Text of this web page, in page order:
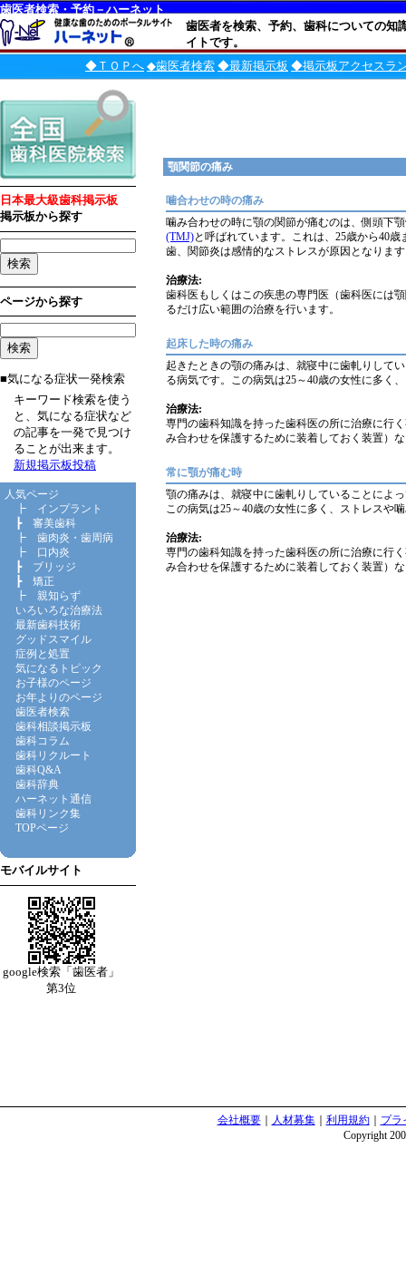
歯医者検索・予約－ハーネット
歯医者を検索、予約、歯科についての知
イトです。
◆ＴＯＰへ ◆歯医者検索 ◆最新掲示板 ◆掲示板アクセスラ
日本最大級歯科掲示板
掲示板から探す
ページから探す
■気になる症状一発検索
キーワード検索を使う
と、気になる症状など
の記事を一発で見つけ
ることが出来ます。
新規掲示板投稿
人気ページ
┣ インプラント
┣ 審美歯科
┣ 歯肉炎・歯周病
┣ 口内炎
┣ ブリッジ
┣ 矯正
┣ 親知らず
いろいろな治療法
最新歯科技術
グッドスマイル
症例と処置
気になるトピック
お子様のページ
お年よりのページ
歯医者検索
歯科相談掲示板
歯科コラム
歯科リクルート
歯科Q&A
歯科辞典
ハーネット通信
歯科リンク集
TOPページ
モバイルサイト
google検索「歯医者」
第3位
顎関節の痛み
噛合わせの時の痛み
噛み合わせの時に顎の関節が痛むのは、側頭下
(TMJ)と呼ばれています。これは、25歳から40
歯、関節炎は感情的なストレスが原因となりま
治療法:
歯科医もしくはこの疾患の専門医（歯科医には
るだけ広い範囲の治療を行います。
起床した時の痛み
起きたときの顎の痛みは、就寝中に歯軋りして
る病気です。この病気は25～40歳の女性に多く
治療法:
専門の歯科知識を持った歯科医の所に治療に行
み合わせを保護するために装着しておく装置）
常に顎が痛む時
顎の痛みは、就寝中に歯軋りしていることによ
この病気は25～40歳の女性に多く、ストレスや
治療法:
専門の歯科知識を持った歯科医の所に治療に行
み合わせを保護するために装着しておく装置）
会社概要｜ 人材募集｜ 利用規約｜ プラ
Copyright